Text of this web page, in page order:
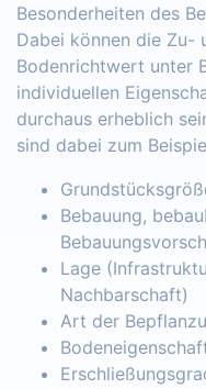
Besonderheiten des
Dabei können die Zu-
Bodenrichtwert unter
individuellen
durchaus erheblich
sind dabei zum
Bebauung,
Lage
Nachbarschaft)
Art der